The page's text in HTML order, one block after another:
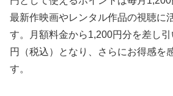
最新作映画やレンタル作品の視聴に
す。月額料金から1,200円分を差し
円（税込）となり、さらにお得感を
す。